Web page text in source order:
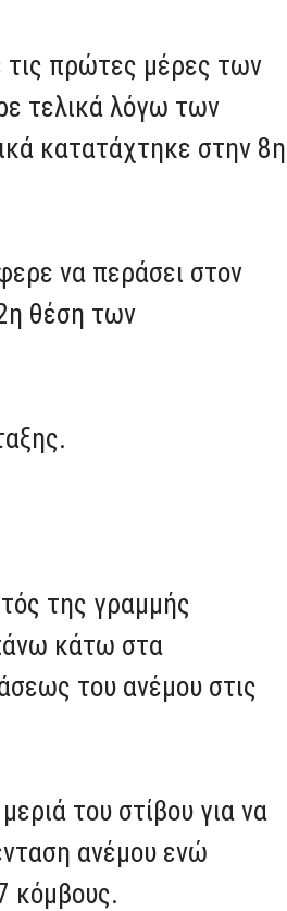
τις πρώτες μέρες των
τελικά λόγω των
κατατάχτηκε στην 8η
να περάσει στον
θέση των
της γραμμής
κάτω στα
του ανέμου στις
του στίβου για να
ανέμου ενώ
κόμβους.